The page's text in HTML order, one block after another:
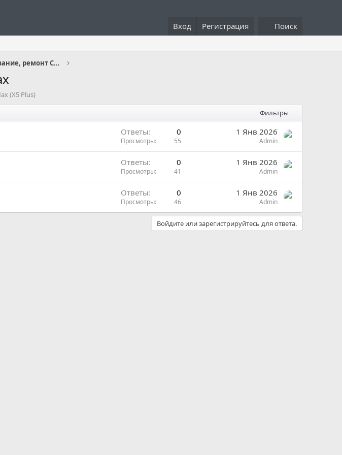
Вход Регистрация Поиск
Эксплуатация, обслуживание, ремонт CS35 Max
(X5 Plus)
Фильтры
Ответы 0
Просмотры 55
1 Янв 2026
Admin
Ответы 0
Просмотры 41
1 Янв 2026
Admin
Ответы 0
Просмотры 46
1 Янв 2026
Admin
Войдите или зарегистрируйтесь для ответа.